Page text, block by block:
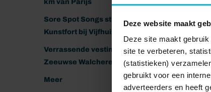
Deze website maakt
Deze site maakt
site te verbeteren,
(statistieken)
gebruikt voor een
adverteerders en heeft
km van Parijs
Sore Spot Songs strijkt neer op het
Kunstfort bij Vijfhuizen
Verrassende vestingen van het
Zeeuwse Walcheren
Meer